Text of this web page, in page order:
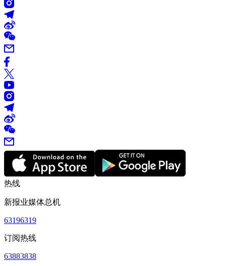
热线
新报业媒体总机
63196319
订阅热线
63883838